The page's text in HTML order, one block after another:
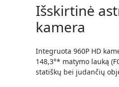
Išskirtinė
kamera
Integruota 960P HD
148,3°* matymo lauką
statiškų bei judančių